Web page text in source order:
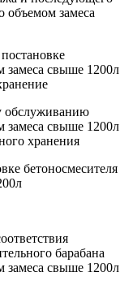
объемом замеса
замеса свыше 1200л
обслуживанию
замеса свыше 1200л
хранения
бетоносмесителя
барабана
замеса свыше 1200л